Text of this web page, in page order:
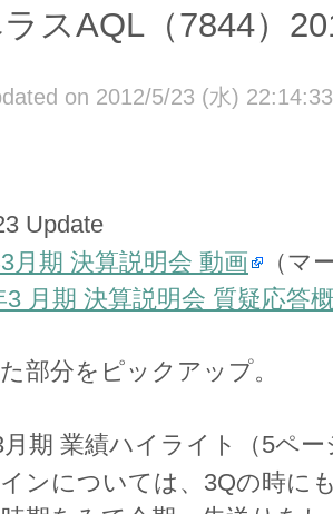
スAQL（7844）
on 2012/5/23 (水) 22:14:33
Update
月期 決算説明会 動画
（マ
3 月期 決算説明会 質疑応答
部分をピックアップ。
月期 業績ハイライト（5ペー
インについては、3Qの時に